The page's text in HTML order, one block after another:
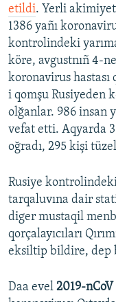
etildi. Yerli
1386 yañı
kontrolindeki
köre, avgustnıñ 4-
koronavirus hastası
i qomşu Rusiyeden
olğanlar. 986 insan
vefat etti. Aqyarda
oğradı, 295 kişi
Rusiye
tarqaluvına dair
diger mustaqil
qorçalayıcıları
eksiltip bildire, dep
Daa evel 2019-nCoV